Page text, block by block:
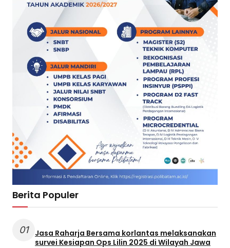
Berita Populer
01
Jasa Raharja Bersama korlantas melaksanakan
survei Kesiapan Ops Lilin 2025 di Wilayah Jawa